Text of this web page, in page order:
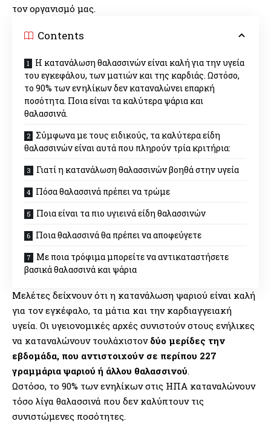
τον οργανισμό μας.
Contents
Η κατανάλωση θαλασσινών είναι καλή για την υγεία
του εγκεφάλου, των ματιών και της καρδιάς. Ωστόσο,
το 90% των ενηλίκων δεν καταναλώνει επαρκή
ποσότητα. Ποια είναι τα καλύτερα ψάρια και
θαλασσινά.
Σύμφωνα με τους ειδικούς, τα καλύτερα είδη
θαλασσινών είναι αυτά που πληρούν τρία κριτήρια:
Γιατί η κατανάλωση θαλασσινών βοηθά στην υγεία
Πόσα θαλασσινά πρέπει να τρώμε
Ποια είναι τα πιο υγιεινά είδη θαλασσινών
Ποια θαλασσινά θα πρέπει να αποφεύγετε
Με ποια τρόφιμα μπορείτε να αντικαταστήσετε
βασικά θαλασσινά και ψάρια
Μελέτες δείχνουν ότι η κατανάλωση ψαριού είναι καλή
για τον εγκέφαλο, τα μάτια και την καρδιαγγειακή
υγεία. Οι υγειονομικές αρχές συνιστούν στους ενήλικες
να καταναλώνουν τουλάχιστον δύο μερίδες την
εβδομάδα, που αντιστοιχούν σε περίπου 227
γραμμάρια ψαριού ή άλλου θαλασσινού.
Ωστόσο, το 90% των ενηλίκων στις ΗΠΑ καταναλώνουν
τόσο λίγα θαλασσινά που δεν καλύπτουν τις
συνιστώμενες ποσότητες.